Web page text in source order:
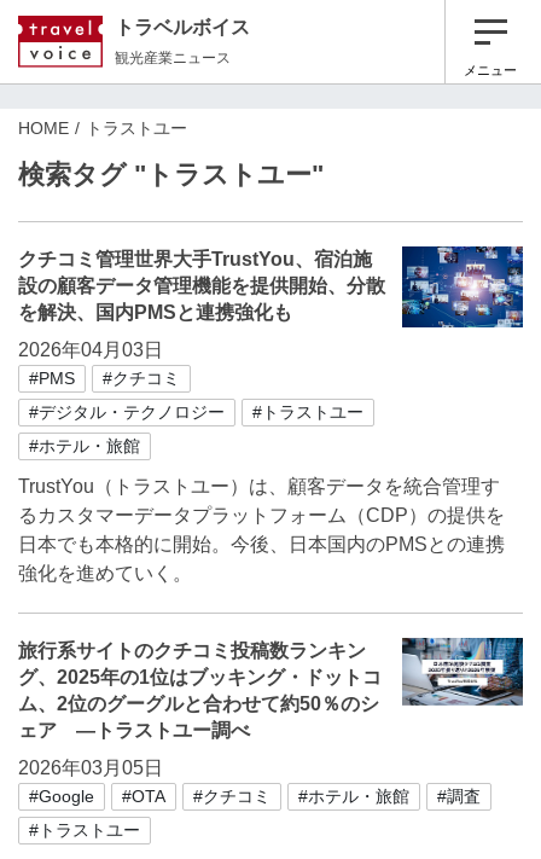
トラベルボイス
観光産業ニュース
メニュー
HOME トラストユー
検索タグ "トラストユー"
クチコミ管理世界大手TrustYou、宿泊施
設の顧客データ管理機能を提供開始、分散
を解決、国内PMSと連携強化も
2026年04月03日
#PMS
#クチコミ
#デジタル・テクノロジー
#トラストユー
#ホテル・旅館
TrustYou（トラストユー）は、顧客データを統合管理す
るカスタマーデータプラットフォーム（CDP）の提供を
日本でも本格的に開始。今後、日本国内のPMSとの連携
強化を進めていく。
旅行系サイトのクチコミ投稿数ランキン
グ、2025年の1位はブッキング・ドットコ
ム、2位のグーグルと合わせて約50％のシ
ェア ―トラストユー調べ
2026年03月05日
#Google #OTA #クチコミ #ホテル・旅館
#調査
#トラストユー